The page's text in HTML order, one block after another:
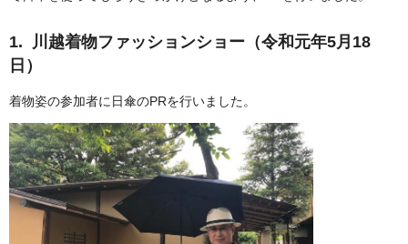
1. 川越着物ファッションショー（令和元年5月18
日）
着物姿の参加者に日傘のPRを行いました。